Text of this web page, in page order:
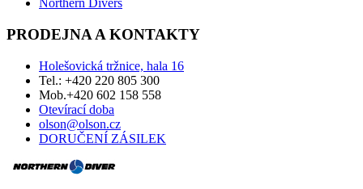
Northern Divers
PRODEJNA A KONTAKTY
Holešovická tržnice, hala 16
Tel.: +420 220 805 300
Mob.+420 602 158 558
Otevírací doba
olson@olson.cz
DORUČENÍ ZÁSILEK